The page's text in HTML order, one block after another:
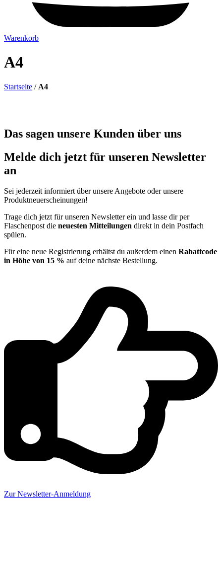
Warenkorb
A4
Startseite / A4
Das sagen unsere Kunden über uns
Melde dich jetzt für unseren Newsletter
an
Sei jederzeit informiert über unsere Angebote oder unsere
Produktneuerscheinungen!
Trage dich jetzt für unseren Newsletter ein und lasse dir per
Flaschenpost die neuesten Mitteilungen direkt in dein Postfach
spülen.
Für eine neue Registrierung erhältst du außerdem einen Rabattcode
in Höhe von 15 % auf deine nächste Bestellung.
Zur Newsletter-Anmeldung